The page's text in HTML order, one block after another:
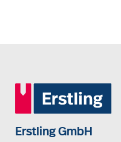
Erstling GmbH